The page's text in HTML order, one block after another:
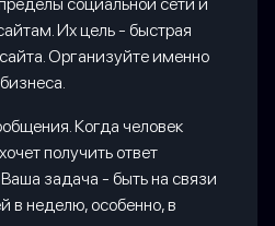
Их цель - быстрая
Организуйте именно
бизнеса.
Когда человек
получить ответ
задача - быть на связи
в неделю, особенно, в